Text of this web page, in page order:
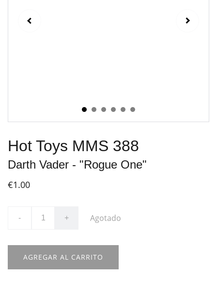
Hot Toys MMS 388
Darth Vader - "Rogue One"
€1.00
- + Agotado
AGREGAR AL CARRITO